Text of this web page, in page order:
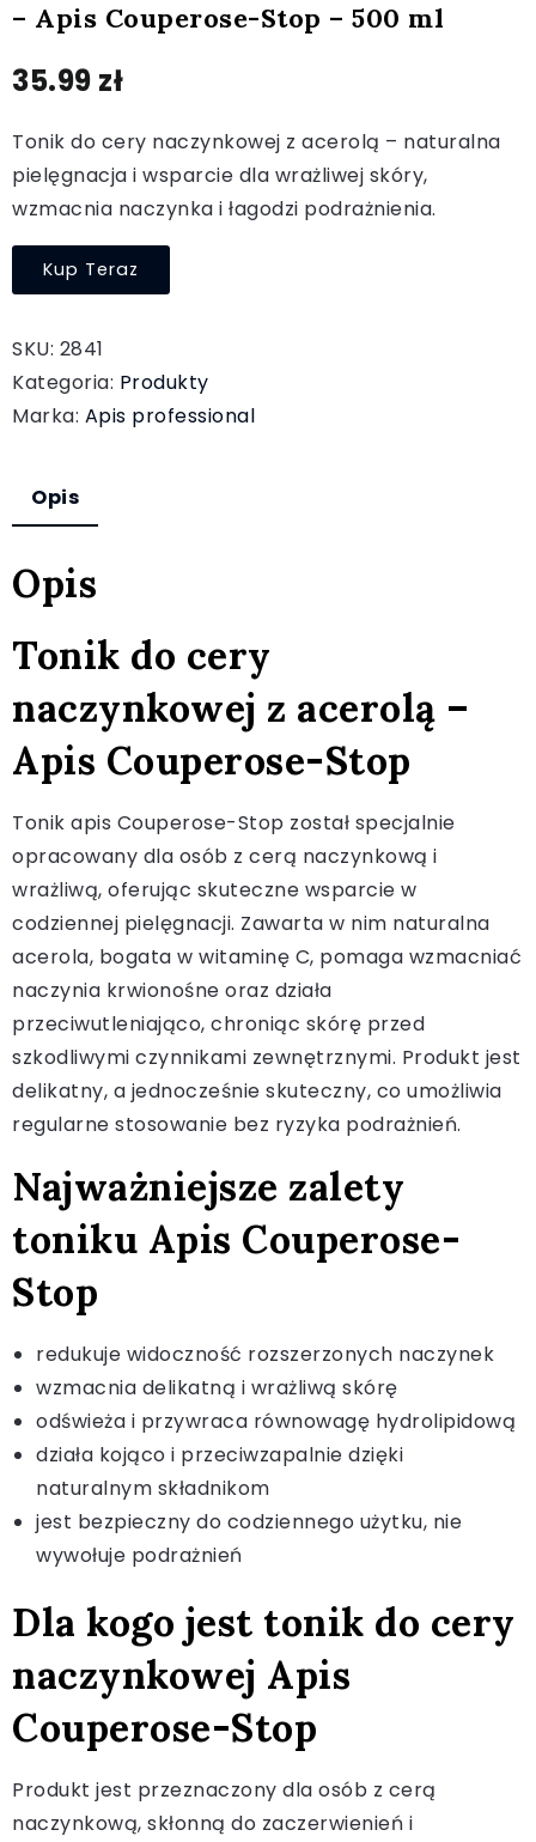
– Apis Couperose-Stop – 500 ml
35.99 zł
Tonik do cery naczynkowej z acerolą – naturalna
pielęgnacja i wsparcie dla wrażliwej skóry,
wzmacnia naczynka i łagodzi podrażnienia.
Kup Teraz
SKU: 2841
Kategoria: Produkty
Marka: Apis professional
Opis
Opis
Tonik do cery
naczynkowej z acerolą –
Apis Couperose-Stop
Tonik apis Couperose-Stop został specjalnie
opracowany dla osób z cerą naczynkową i
wrażliwą, oferując skuteczne wsparcie w
codziennej pielęgnacji. Zawarta w nim naturalna
acerola, bogata w witaminę C, pomaga wzmacniać
naczynia krwionośne oraz działa
przeciwutleniająco, chroniąc skórę przed
szkodliwymi czynnikami zewnętrznymi. Produkt jest
delikatny, a jednocześnie skuteczny, co umożliwia
regularne stosowanie bez ryzyka podrażnień.
Najważniejsze zalety
toniku Apis Couperose-
Stop
redukuje widoczność rozszerzonych naczynek
wzmacnia delikatną i wrażliwą skórę
odświeża i przywraca równowagę hydrolipidową
działa kojąco i przeciwzapalnie dzięki
naturalnym składnikom
jest bezpieczny do codziennego użytku, nie
wywołuje podrażnień
Dla kogo jest tonik do cery
naczynkowej Apis
Couperose-Stop
Produkt jest przeznaczony dla osób z cerą
naczynkową, skłonną do zaczerwienień i